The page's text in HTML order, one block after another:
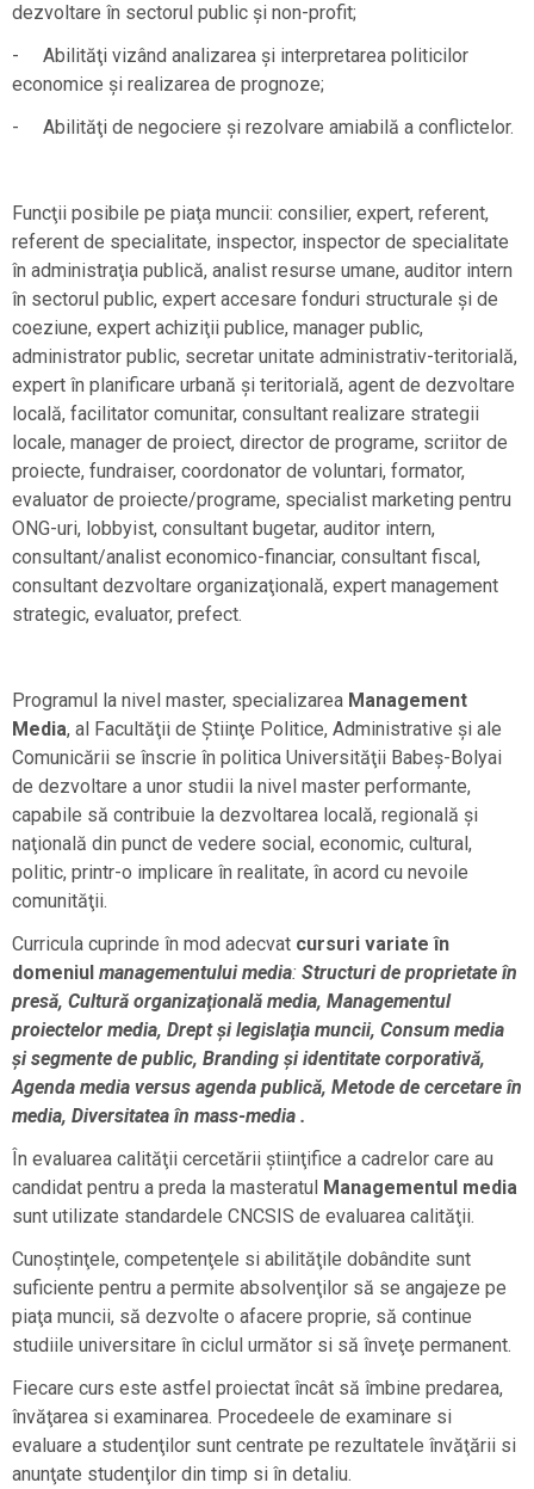
dezvoltare în sectorul public şi non-profit;
- Abilităţi vizând analizarea şi interpretarea politicilor
economice şi realizarea de prognoze;
- Abilităţi de negociere şi rezolvare amiabilă a conflictelor.
Funcţii posibile pe piaţa muncii: consilier, expert, referent,
referent de specialitate, inspector, inspector de specialitate
în administraţia publică, analist resurse umane, auditor intern
în sectorul public, expert accesare fonduri structurale şi de
coeziune, expert achiziţii publice, manager public,
administrator public, secretar unitate administrativ-teritorială,
expert în planificare urbană şi teritorială, agent de dezvoltare
locală, facilitator comunitar, consultant realizare strategii
locale, manager de proiect, director de programe, scriitor de
proiecte, fundraiser, coordonator de voluntari, formator,
evaluator de proiecte/programe, specialist marketing pentru
ONG-uri, lobbyist, consultant bugetar, auditor intern,
consultant/analist economico-financiar, consultant fiscal,
consultant dezvoltare organizaţională, expert management
strategic, evaluator, prefect.
Programul la nivel master, specializarea Management
Media, al Facultăţii de Ştiinţe Politice, Administrative şi ale
Comunicării se înscrie în politica Universităţii Babeş-Bolyai
de dezvoltare a unor studii la nivel master performante,
capabile să contribuie la dezvoltarea locală, regională şi
naţională din punct de vedere social, economic, cultural,
politic, printr-o implicare în realitate, în acord cu nevoile
comunităţii.
Curricula cuprinde în mod adecvat cursuri variate în
domeniul managementului media: Structuri de proprietate în
presă, Cultură organizaţională media, Managementul
proiectelor media, Drept şi legislaţia muncii, Consum media
şi segmente de public, Branding şi identitate corporativă,
Agenda media versus agenda publică, Metode de cercetare în
media, Diversitatea în mass-media .
În evaluarea calităţii cercetării ştiinţifice a cadrelor care au
candidat pentru a preda la masteratul Managementul media
sunt utilizate standardele CNCSIS de evaluarea calităţii.
Cunoştinţele, competenţele si abilităţile dobândite sunt
suficiente pentru a permite absolvenţilor să se angajeze pe
piaţa muncii, să dezvolte o afacere proprie, să continue
studiile universitare în ciclul următor si să înveţe permanent.
Fiecare curs este astfel proiectat încât să îmbine predarea,
învăţarea si examinarea. Procedeele de examinare si
evaluare a studenţilor sunt centrate pe rezultatele învăţării si
anunţate studenţilor din timp si în detaliu.